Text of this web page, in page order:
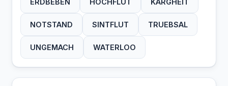
ERDBEBEN HOCHFLUT KARGHEIT
NOTSTAND SINTFLUT TRUEBSAL
UNGEMACH WATERLOO